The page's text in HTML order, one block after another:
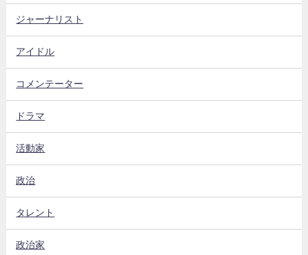
ジャーナリスト
アイドル
コメンテーター
ドラマ
活動家
政治
タレント
政治家